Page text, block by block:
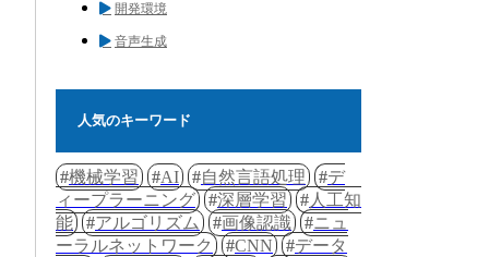
開発環境
音声生成
人気のキーワード
機械学習 AI 自然言語処理
デ
ィープラーニング
深層学習
人工知
能
アルゴリズム 画像認識
ニュ
ーラルネットワーク
CNN
データ